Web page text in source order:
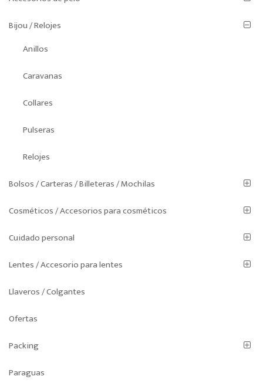
Bijou / Relojes
Anillos
Caravanas
Collares
Pulseras
Relojes
Bolsos / Carteras / Billeteras / Mochilas
Cosméticos / Accesorios para cosméticos
Cuidado personal
Lentes / Accesorio para lentes
Llaveros / Colgantes
Ofertas
Packing
Paraguas